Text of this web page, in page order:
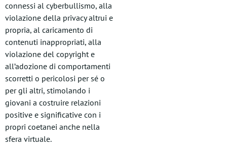
connessi al cyberbullismo, alla
violazione della privacy altrui e
propria, al caricamento di
contenuti inappropriati, alla
violazione del copyright e
all’adozione di comportamenti
scorretti o pericolosi per sé o
per gli altri, stimolando i
giovani a costruire relazioni
positive e significative con i
propri coetanei anche nella
sfera virtuale.